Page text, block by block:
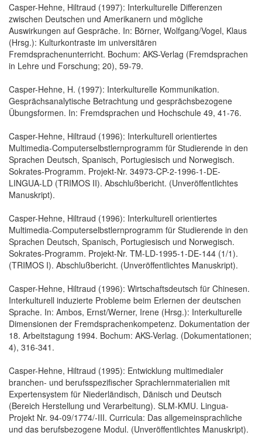
Casper-Hehne, Hiltraud (1997): Interkulturelle Differenzen
zwischen Deutschen und Amerikanern und mögliche
Auswirkungen auf Gespräche. In: Börner, Wolfgang/Vogel, Klaus
(Hrsg.): Kulturkontraste im universitären
Fremdsprachenunterricht. Bochum: AKS-Verlag (Fremdsprachen
in Lehre und Forschung; 20), 59-79.
Casper-Hehne, H. (1997): Interkulturelle Kommunikation.
Gesprächsanalytische Betrachtung und gesprächsbezogene
Übungsformen. In: Fremdsprachen und Hochschule 49, 41-76.
Casper-Hehne, Hiltraud (1996): Interkulturell orientiertes
Multimedia-Computerselbstlernprogramm für Studierende in den
Sprachen Deutsch, Spanisch, Portugiesisch und Norwegisch.
Sokrates-Programm. Projekt-Nr. 34973-CP-2-1996-1-DE-
LINGUA-LD (TRIMOS II). Abschlußbericht. (Unveröffentlichtes
Manuskript).
Casper-Hehne, Hiltraud (1996): Interkulturell orientiertes
Multimedia-Computerselbstlernprogramm für Studierende in den
Sprachen Deutsch, Spanisch, Portugiesisch und Norwegisch.
Sokrates-Programm. Projekt-Nr. TM-LD-1995-1-DE-144 (1/1).
(TRIMOS I). Abschlußbericht. (Unveröffentlichtes Manuskript).
Casper-Hehne, Hiltraud (1996): Wirtschaftsdeutsch für Chinesen.
Interkulturell induzierte Probleme beim Erlernen der deutschen
Sprache. In: Ambos, Ernst/Werner, Irene (Hrsg.): Interkulturelle
Dimensionen der Fremdsprachenkompetenz. Dokumentation der
18. Arbeitstagung 1994. Bochum: AKS-Verlag. (Dokumentationen;
4), 316-341.
Casper-Hehne, Hiltraud (1995): Entwicklung multimedialer
branchen- und berufsspezifischer Sprachlernmaterialien mit
Expertensystem für Niederländisch, Dänisch und Deutsch
(Bereich Herstellung und Verarbeitung). SLM-KMU. Lingua-
Projekt Nr. 94-09/1774/-III. Curricula: Das allgemeinsprachliche
und das berufsbezogene Modul. (Unveröffentlichtes Manuskript).